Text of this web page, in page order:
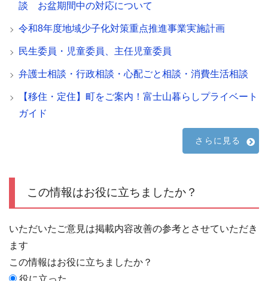
談 お盆期間中の対応について
令和8年度地域少子化対策重点推進事業実施計画
民生委員・児童委員、主任児童委員
弁護士相談・行政相談・心配ごと相談・消費生活相談
【移住・定住】町をご案内！富士山暮らしプライベート
ガイド
さらに見る
この情報はお役に立ちましたか？
いただいたご意見は掲載内容改善の参考とさせていただき
ます
この情報はお役に立ちましたか？
役に立った